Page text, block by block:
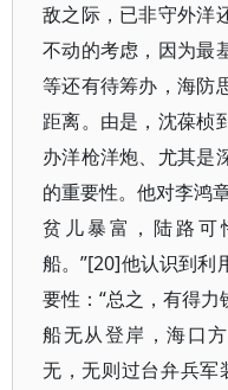
敌之际，已非守外洋
不动的考虑，因为最
等还有待筹办，海防
距离。由是，沈葆桢
办洋枪洋炮、尤其是
的重要性。他对李鸿
贫儿暴富，陆路可
船。”[20]他认识到利
要性：“总之，有得
船无从登岸，海口
无，无则过台弁兵军